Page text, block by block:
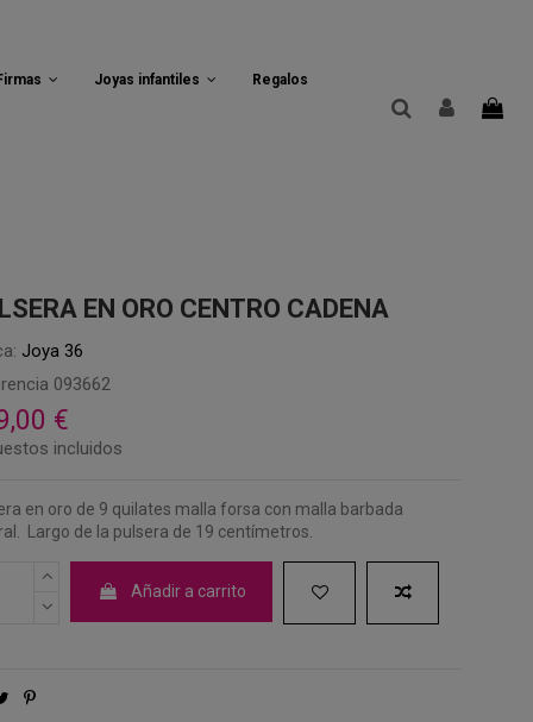
Joyas infantiles Regalos
EN ORO CENTRO CADENA
Joya 36
093662
€
incluidos
en oro de 9 quilates malla forsa con malla barbada
Largo de la pulsera de 19 centímetros.
Añadir a carrito